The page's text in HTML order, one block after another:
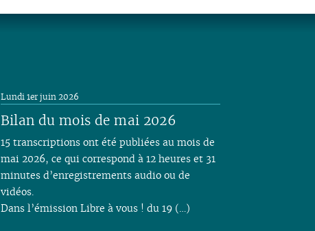
Bilan du mois de mai 2026
Lundi 1er juin 2026
15 transcriptions ont été publiées au mois de
mai 2026, ce qui correspond à 12 heures et 31
minutes d’enregistrements audio ou de
vidéos.
Dans l’émission Libre à vous ! du 19 (…)